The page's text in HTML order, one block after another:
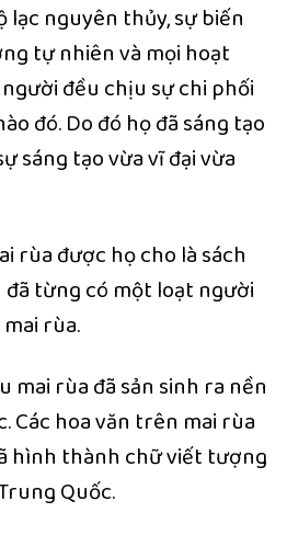
nguyên thủy, sự biến
tự nhiên và mọi hoạt
đều chịu sự chi phối
đó. Do đó họ đã sáng tạo
sáng tạo vừa vĩ đại vừa
rùa được họ cho là sách
đã từng có một loạt người
rùa.
mai rùa đã sản sinh ra nền
Các hoa văn trên mai rùa
hình thành chữ viết tượng
Quốc.